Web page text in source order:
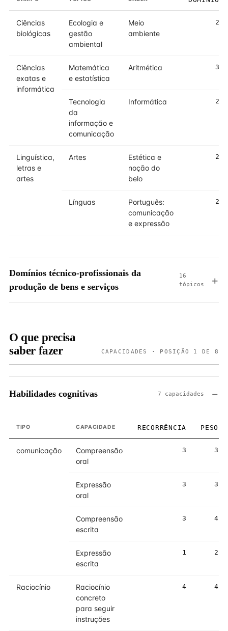
Ciências
biológicas
Ecologia e
gestão
ambiental
Meio
ambiente
2
Ciências
exatas e
informática
Matemática
e estatística
Aritmética 3
Tecnologia
da
informação e
comunicação
Informática 2
Linguística,
letras e
artes
Artes
Estética e
noção do
belo
2
Línguas
Português:
comunicação
e expressão
2
Domínios técnico-profissionais da
produção de bens e serviços
16
tópicos
O que precisa
saber fazer
CAPACIDADES · POSIÇÃO 1 DE 8
Habilidades cognitivas 7 capacidades
TIPO CAPACIDADE RECORRÊNCIA PESO
comunicação
Compreensão
oral
3 3
Expressão
oral
3 3
Compreensão
escrita
3 4
Expressão
escrita
1 2
Raciocínio
Raciocínio
concreto
para seguir
instruções
4 4